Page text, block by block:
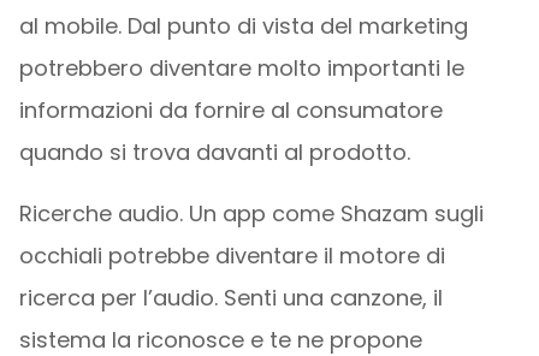
al mobile. Dal punto di vista del marketing
potrebbero diventare molto importanti le
informazioni da fornire al consumatore
quando si trova davanti al prodotto.
Ricerche audio. Un app come Shazam sugli
occhiali potrebbe diventare il motore di
ricerca per l’audio. Senti una canzone, il
sistema la riconosce e te ne propone